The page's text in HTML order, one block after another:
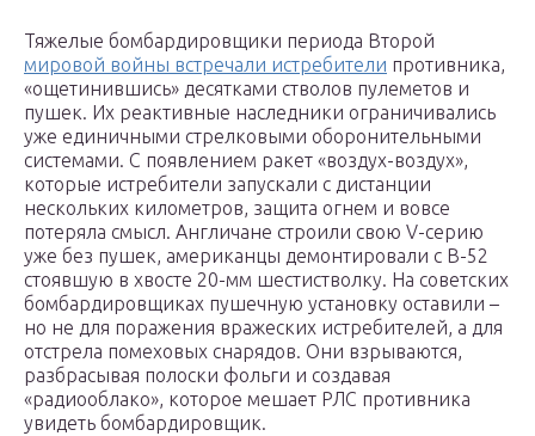
Тяжелые бомбардировщики периода Второй
мировой войны встречали истребители противника,
«ощетинившись» десятками стволов пулеметов и
пушек. Их реактивные наследники ограничивались
уже единичными стрелковыми оборонительными
системами. С появлением ракет «воздух-воздух»,
которые истребители запускали с дистанции
нескольких километров, защита огнем и вовсе
потеряла смысл. Англичане строили свою V-серию
уже без пушек, американцы демонтировали с В-52
стоявшую в хвосте 20-мм шестистволку. На советских
бомбардировщиках пушечную установку оставили –
но не для поражения вражеских истребителей, а для
отстрела помеховых снарядов. Они взрываются,
разбрасывая полоски фольги и создавая
«радиооблако», которое мешает РЛС противника
увидеть бомбардировщик.